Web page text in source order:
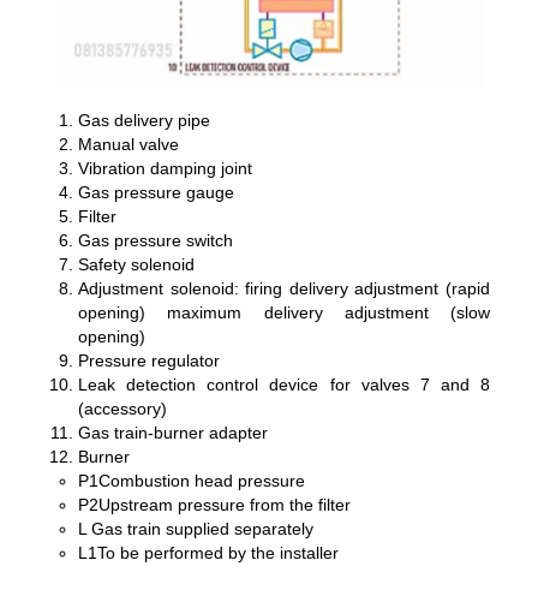
Gas delivery pipe
Manual valve
Vibration damping joint
Gas pressure gauge
Filter
Gas pressure switch
Safety solenoid
Adjustment solenoid: firing delivery adjustment (rapid
opening) maximum delivery adjustment (slow
opening)
Pressure regulator
Leak detection control device for valves 7 and 8
(accessory)
Gas train-burner adapter
Burner
P1Combustion head pressure
P2Upstream pressure from the filter
L Gas train supplied separately
L1To be performed by the installer